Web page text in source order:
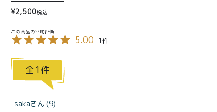
特定商取引法に基づく表記
¥2,500税込
5.00 1
1
saka 9